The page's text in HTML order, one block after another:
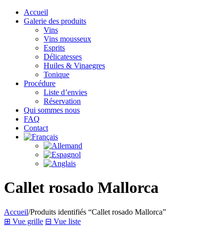
Accueil
Galerie des produits
Vins
Vins mousseux
Esprits
Délicatesses
Huiles & Vinaegres
Tonique
Procédure
Liste d’envies
Réservation
Qui sommes nous
FAQ
Contact
Callet rosado Mallorca
Accueil/Produits identifiés “Callet rosado Mallorca”
⊞ Vue grille ⊟ Vue liste